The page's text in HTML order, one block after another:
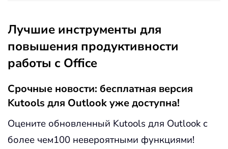
Лучшие инструменты для
повышения продуктивности
работы с Office
Срочные новости: бесплатная версия
Kutools для Outlook уже доступна!
Оцените обновленный Kutools для Outlook с
более чем100 невероятными функциями!